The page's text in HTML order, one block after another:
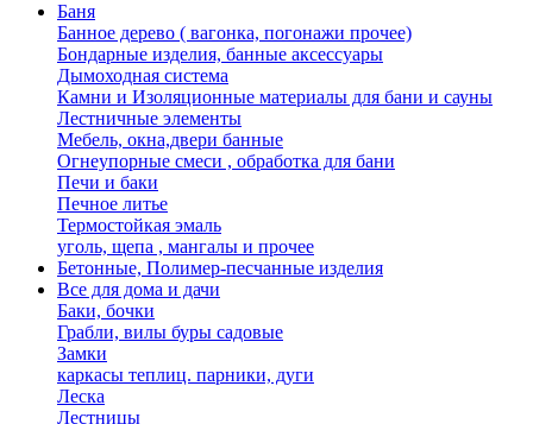
Баня
Банное дерево ( вагонка, погонажи прочее)
Бондарные изделия, банные аксессуары
Дымоходная система
Камни и Изоляционные материалы для бани и сауны
Лестничные элементы
Мебель, окна,двери банные
Огнеупорные смеси , обработка для бани
Печи и баки
Печное литье
Термостойкая эмаль
уголь, щепа , мангалы и прочее
Бетонные, Полимер-песчанные изделия
Все для дома и дачи
Баки, бочки
Грабли, вилы буры садовые
Замки
каркасы теплиц. парники, дуги
Леска
Лестницы